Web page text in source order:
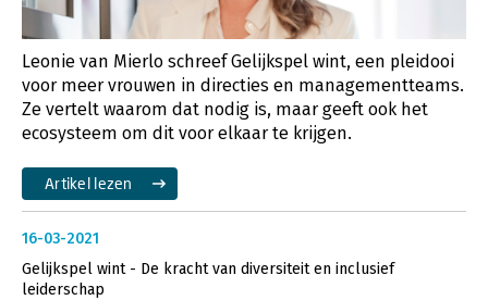
Leonie van Mierlo schreef Gelijkspel wint, een pleidooi
voor meer vrouwen in directies en managementteams.
Ze vertelt waarom dat nodig is, maar geeft ook het
ecosysteem om dit voor elkaar te krijgen.
Artikel lezen
16-03-2021
Gelijkspel wint - De kracht van diversiteit en inclusief
leiderschap